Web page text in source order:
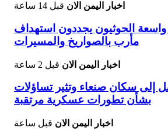
اخبار اليمن الان قبل 14 ساعة
الحوثيون يجددون استهداف
مأرب بالصواريخ والمسيرات
اخبار اليمن الان قبل 2 ساعة
إلى سكان صنعاء وتثير تساؤلات
بشأن تطورات عسكرية مرتقبة
اخبار اليمن الان قبل ساعة